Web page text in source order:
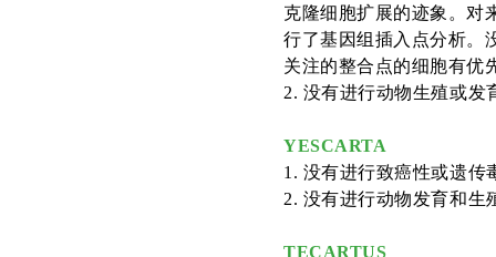
克隆细胞扩展的迹象。对
行了基因组插入点分析。
关注的整合点的细胞有优
2. 没有进行动物生殖或发
YESCARTA
1 . 没有进行致癌性或遗传
2. 没有进行动物发育和生
TECARTUS